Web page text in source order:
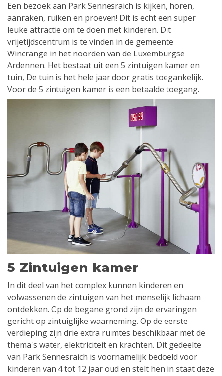
Een bezoek aan Park Sennesraich is kijken, horen,
aanraken, ruiken en proeven! Dit is echt een super
leuke attractie om te doen met kinderen. Dit
vrijetijdscentrum is te vinden in de gemeente
Wincrange in het noorden van de Luxemburgse
Ardennen. Het bestaat uit een 5 zintuigen kamer en
tuin, De tuin is het hele jaar door gratis toegankelijk.
Voor de 5 zintuigen kamer is een betaalde toegang.
5 Zintuigen kamer
In dit deel van het complex kunnen kinderen en
volwassenen de zintuigen van het menselijk lichaam
ontdekken. Op de begane grond zijn de ervaringen
gericht op zintuiglijke waarneming. Op de eerste
verdieping zijn drie extra ruimtes beschikbaar met de
thema's water, elektriciteit en krachten. Dit gedeelte
van Park Sennesraich is voornamelijk bedoeld voor
kinderen van 4 tot 12 jaar oud en stelt hen in staat deze